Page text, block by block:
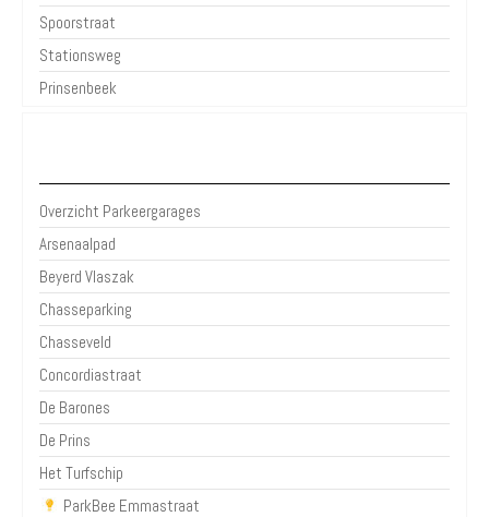
Spoorstraat
Stationsweg
Prinsenbeek
Overzicht Parkeergarages
Arsenaalpad
Beyerd Vlaszak
Chasseparking
Chasseveld
Concordiastraat
De Barones
De Prins
Het Turfschip
ParkBee Emmastraat